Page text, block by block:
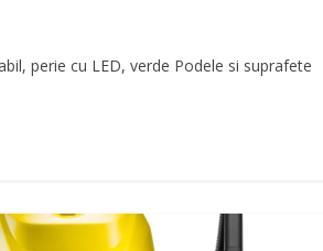
perie cu LED, verde Podele si suprafete